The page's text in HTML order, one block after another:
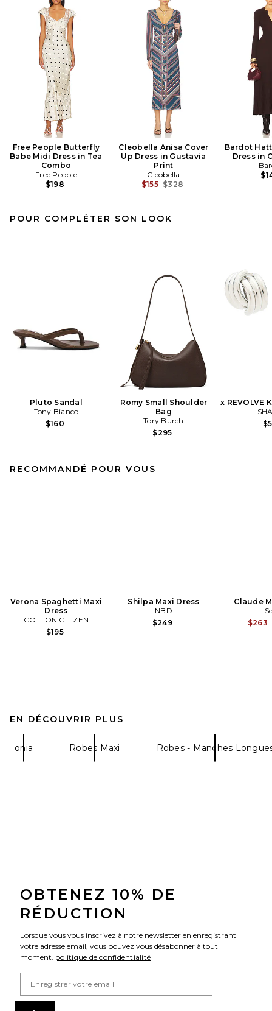
Free People Butterfly
Babe Midi Dress in Tea
Combo
Free People
$198
Cleobella Anisa Cover
Up Dress in Gustavia
Print
Cleobella
$155 Previous price:
$328
Bardot
Dress in
POUR COMPLÉTER SON LOOK
Pluto Sandal
Tony Bianco
$160
Romy Small Shoulder
Bag
Tory Burch
$295
x REVOLVE
RECOMMANDÉ POUR VOUS
Verona Spaghetti Maxi
Dress
COTTON CITIZEN
$195
Shilpa Maxi Dress
NBD
$249
Claude
$263
EN DÉCOUVRIR PLUS
onia Robes Maxi Robes - Manches
FOOTER
OBTENEZ 10% DE
RÉDUCTION
Lorsque vous vous inscrivez à notre newsletter en enregistrant
votre adresse email, vous pouvez vous désabonner à tout
moment. politique de confidentialité